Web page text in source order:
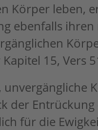
Körper leben,
ebenfalls
15, Vers
unvergängliche
der
für die